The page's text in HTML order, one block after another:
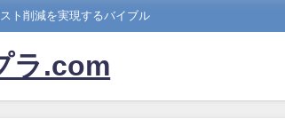
ト削減を実現するバイブル
ラ.com